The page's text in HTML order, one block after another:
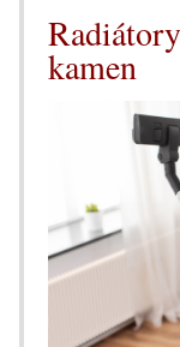
kamen